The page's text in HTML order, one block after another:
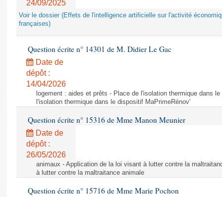
Comptes rendus des débats
24/09/2025
Voir le dossier (Effets de l'intelligence artificielle sur l'activité
françaises)
Question écrite n° 14301 de M. Didier Le Gac
Date de
dépôt :
14/04/2026
logement : aides et prêts - Place de l'isolation thermique dans
l'isolation thermique dans le dispositif MaPrimeRénov'
Question écrite n° 15316 de Mme Manon Meunier
Date de
dépôt :
26/05/2026
animaux - Application de la loi visant à lutter contre la
à lutter contre la maltraitance animale
Question écrite n° 15716 de Mme Marie Pochon